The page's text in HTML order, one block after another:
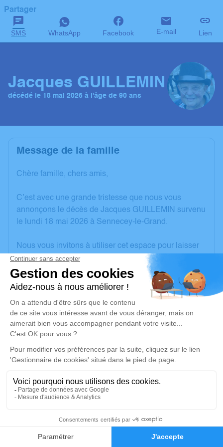
Faire-part Hommages
Partager
SMS WhatsApp Facebook E-mail Lien
Jacques GUILLEMIN
décédé le 18 mai 2026 à l'âge de 90 ans
Message de la famille
Chère famille, chers amis,
C’est avec une grande tristesse que nous vous
annonçons le décès de Jacques GUILLEMIN survenu
le lundi 18 mai 2026 à Sennecey-le-Grand.
Nous vous invitons à utiliser cet espace pour laisser
vos condoléances, partager des photos souvenirs,
une anecdote ou exprimer vos pensées à travers des
poèmes ou des textes. Cet endroit est un lieu
d'expression dédié à honorer la mémoire de Jacques
GUILLEMIN.
Un service de plantation d’arbre hommage est
disponible ici.
Je rends hommage
Cérémonie religieuse
Église de Sennecey-le-Grand
71240 Sennecey-le-Grand